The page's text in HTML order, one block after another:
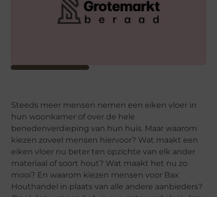
Steeds meer mensen nemen een eiken vloer in
hun woonkamer of over de hele
benedenverdieping van hun huis. Maar waarom
kiezen zoveel mensen hiervoor? Wat maakt een
eiken vloer nu beter ten opzichte van elk ander
materiaal of soort hout? Wat maakt het nu zo
mooi? En waarom kiezen mensen voor Bax
Houthandel in plaats van alle andere aanbieders?